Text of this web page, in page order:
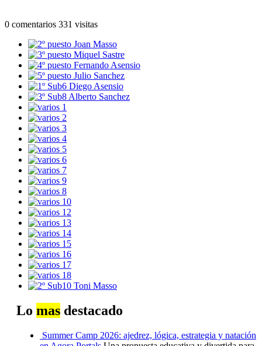
0 comentarios 331 visitas
Lo mas destacado
Summer Camp 2026: ajedrez, lógica, estrategia y natación